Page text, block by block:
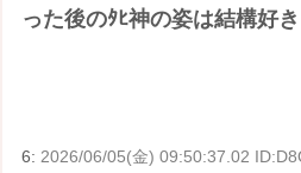
った後のﾀﾋ神の姿は結構好き
6: 2026/06/05(金) 09:50:37.02